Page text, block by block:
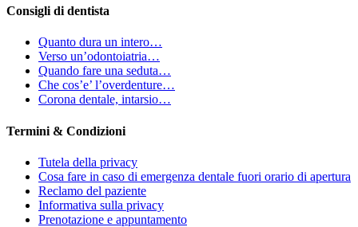
Consigli di dentista
Quanto dura un intero…
Verso un’odontoiatria…
Quando fare una seduta…
Che cos’e’ l’overdenture…
Corona dentale, intarsio…
Termini & Condizioni
Tutela della privacy
Cosa fare in caso di emergenza dentale fuori orario di apertura
Reclamo del paziente
Informativa sulla privacy
Prenotazione e appuntamento